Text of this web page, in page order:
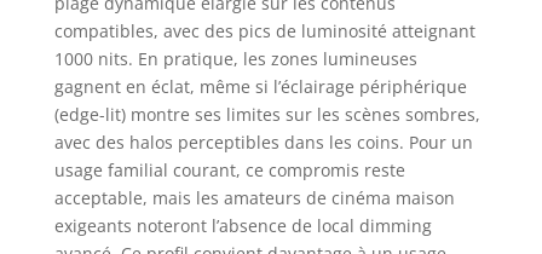
compatibles, avec des pics de luminosité atteignant
1000 nits. En pratique, les zones lumineuses
gagnent en éclat, même si l’éclairage périphérique
(edge-lit) montre ses limites sur les scènes sombres,
avec des halos perceptibles dans les coins. Pour un
usage familial courant, ce compromis reste
acceptable, mais les amateurs de cinéma maison
exigeants noteront l’absence de local dimming